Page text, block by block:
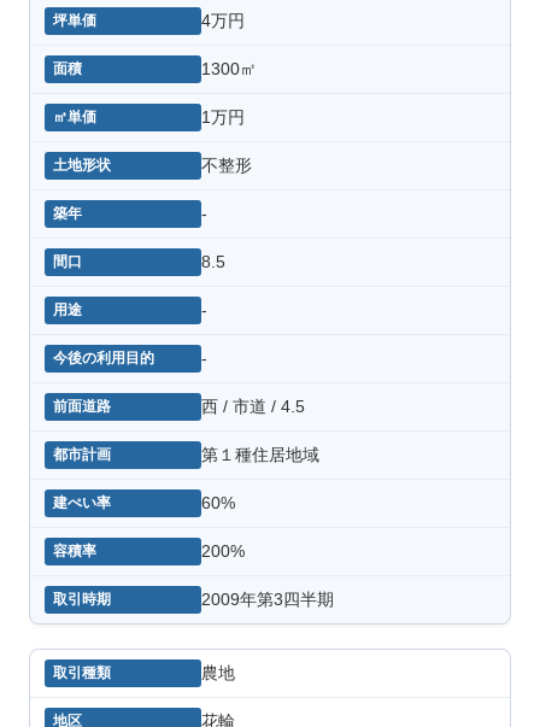
4万円
1300㎡
1万円
不整形
-
8.5
-
-
西 / 市道 / 4.5
第１種住居地域
60%
200%
2009年第3四半期
農地
花輪